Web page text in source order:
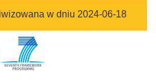
w dniu 2024-06-18